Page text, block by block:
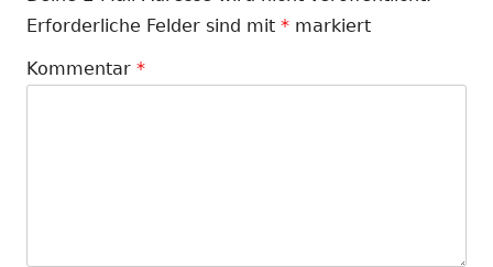
Erforderliche Felder sind mit * markiert
Kommentar *